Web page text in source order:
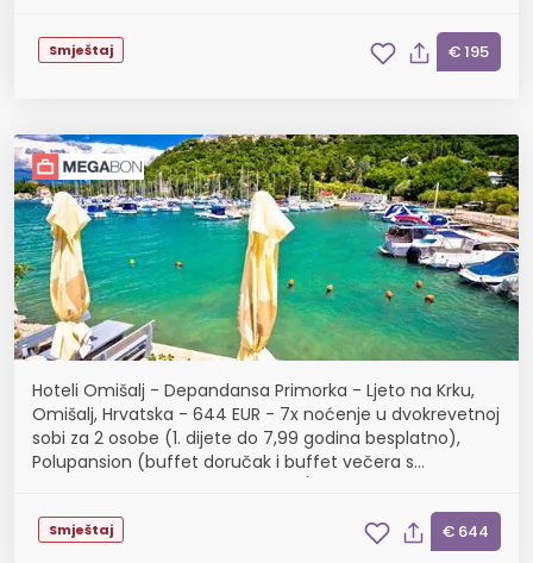
Smještaj € 195
Hoteli Omišalj - Depandansa Primorka - Ljeto na Krku,
Omišalj, Hrvatska - 644 EUR - 7x noćenje u dvokrevetnoj
sobi za 2 osobe (1. dijete do 7,99 godina besplatno),
Polupansion (buffet doručak i buffet večera s
Smještaj € 644